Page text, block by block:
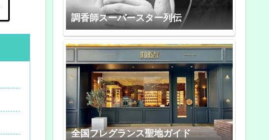
調香師スーパースター列伝
全国フレグランス聖地ガイド